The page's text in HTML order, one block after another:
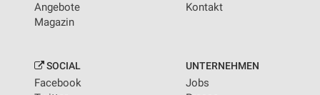
Angebote
Magazin
Kontakt
SOCIAL
Facebook
UNTERNEHMEN
Jobs